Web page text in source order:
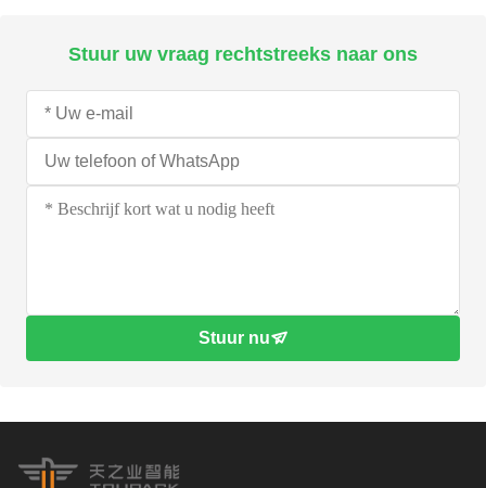
Stuur uw vraag rechtstreeks naar ons
Stuur nu